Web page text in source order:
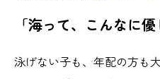
「海って、こんなに優
泳げない子も、年配の方も大